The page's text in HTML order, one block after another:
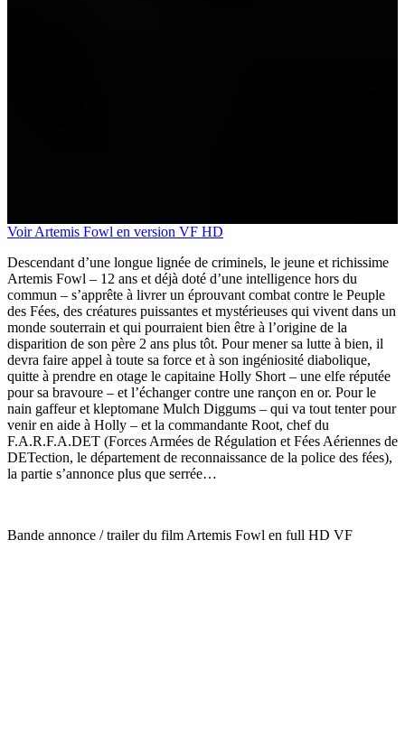
Voir Artemis Fowl en version VF HD
Descendant d’une longue lignée de criminels, le jeune et richissime
Artemis Fowl – 12 ans et déjà doté d’une intelligence hors du
commun – s’apprête à livrer un éprouvant combat contre le Peuple
des Fées, des créatures puissantes et mystérieuses qui vivent dans un
monde souterrain et qui pourraient bien être à l’origine de la
disparition de son père 2 ans plus tôt. Pour mener sa lutte à bien, il
devra faire appel à toute sa force et à son ingéniosité diabolique,
quitte à prendre en otage le capitaine Holly Short – une elfe réputée
pour sa bravoure – et l’échanger contre une rançon en or. Pour le
nain gaffeur et kleptomane Mulch Diggums – qui va tout tenter pour
venir en aide à Holly – et la commandante Root, chef du
F.A.R.F.A.DET (Forces Armées de Régulation et Fées Aériennes de
DETection, le département de reconnaissance de la police des fées),
la partie s’annonce plus que serrée…
Bande annonce / trailer du film Artemis Fowl en full HD VF